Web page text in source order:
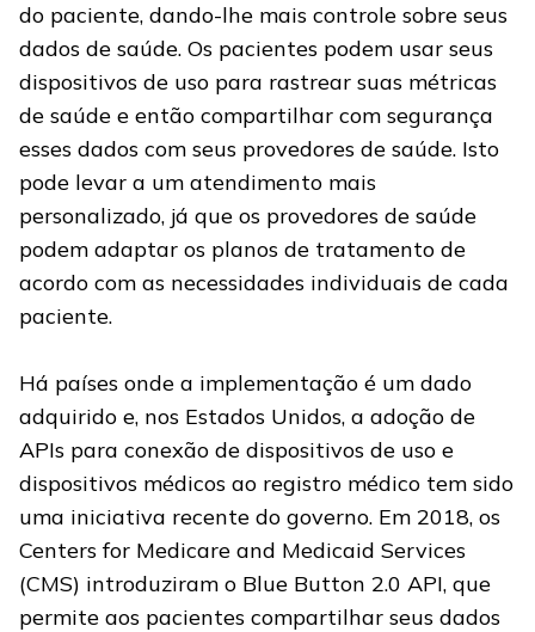
do paciente, dando-lhe mais controle sobre seus
dados de saúde. Os pacientes podem usar seus
dispositivos de uso para rastrear suas métricas
de saúde e então compartilhar com segurança
esses dados com seus provedores de saúde. Isto
pode levar a um atendimento mais
personalizado, já que os provedores de saúde
podem adaptar os planos de tratamento de
acordo com as necessidades individuais de cada
paciente.
Há países onde a implementação é um dado
adquirido e, nos Estados Unidos, a adoção de
APIs para conexão de dispositivos de uso e
dispositivos médicos ao registro médico tem sido
uma iniciativa recente do governo. Em 2018, os
Centers for Medicare and Medicaid Services
(CMS) introduziram o Blue Button 2.0 API, que
permite aos pacientes compartilhar seus dados